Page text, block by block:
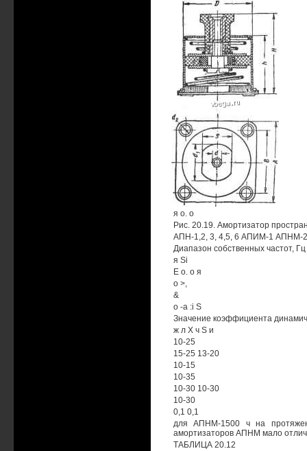
я о. о
Рис. 20.19. Амортизатор
АПН-1,2, 3, 4,5, 6 АПИМ-1 АПНМ-
Диапазон собственных частот, Гц
я Si
Е о. о я
о >,
&
о -а :i S
Значение коэффициента
ж л X ч S и
10-25
15-25 13-20
10-15
10-35
10-30 10-30
10-30
0,1 0,1
для АПНМ-1500 ч на
амортизаторов АПНМ мало
ТАБЛИЦА 20.12